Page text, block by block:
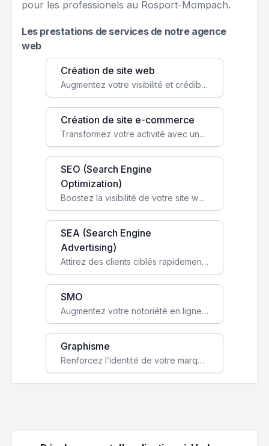
pour les professionels au Rosport-Mompach.
Les prestations de services de notre agence
web
Création de site web
Augmentez votre visibilité et crédibilité en ligne avec un site web performant, conçu pour attirer plus de clients.
Création de site e-commerce
Transformez votre activité avec une boutique en ligne, accessible à l'échelle mondiale 24/7.
SEO (Search Engine
Optimization)
Boostez la visibilité de votre site web sur Google et attirez du trafic qualifié grâce à nos stratégies SEO.
SEA (Search Engine
Advertising)
Attirez des clients ciblés rapidement avec des campagnes publicitaires payantes optimisées pour vos objectifs.
SMO
Augmentez votre notoriété en ligne et stimulez la croissance de votre entreprise grâce à une stratégie sociale sur mesure.
Graphisme
Renforcez l’identité de votre marque avec un design unique qui capte l’attention et engage vos clients.